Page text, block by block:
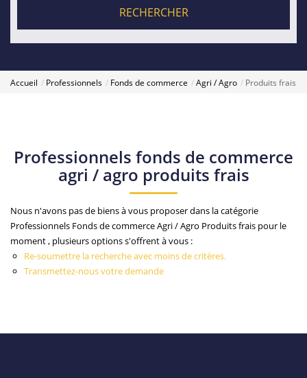
RECHERCHER
Accueil Professionnels Fonds de commerce Agri / Agro Produits frais
Professionnels fonds de commerce
agri / agro produits frais
Nous n'avons pas de biens à vous proposer dans la catégorie
Professionnels Fonds de commerce Agri / Agro Produits frais pour le
moment , plusieurs options s'offrent à vous :
Re-soumettre la recherche avec moins de critères.
Transmettez-nous votre demande